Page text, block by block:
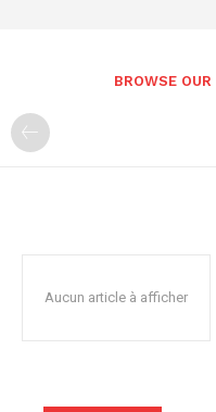
BROWSE
Aucun article à afficher